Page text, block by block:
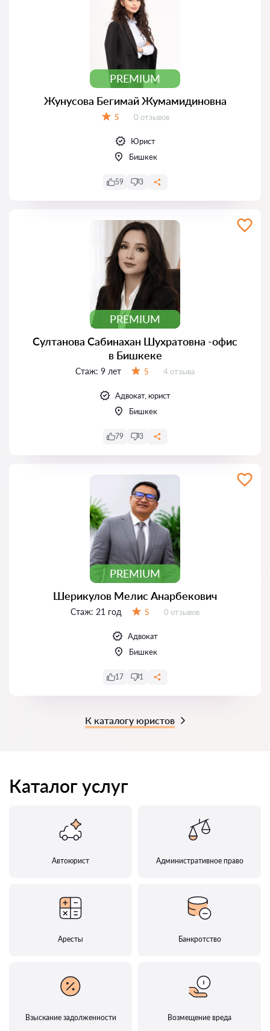
PREMIUM
Жунусова Бегимай Жумамидиновна
5 Отзывов:
0 отзывов
Юрист
Бишкек
59 3
PREMIUM
Султанова Сабинахан Шухратовна -офис
в Бишкеке
Стаж: 9 лет 5 Отзывов:
4 отзыва
Адвокат, юрист
Бишкек
79 3
PREMIUM
Шерикулов Мелис Анарбекович
Стаж: 21 год 5 Отзывов:
0 отзывов
Адвокат
Бишкек
17 1
К каталогу юристов
Каталог услуг
Автоюрист Административное право
Аресты Банкротство
Взыскание задолженности Возмещение вреда